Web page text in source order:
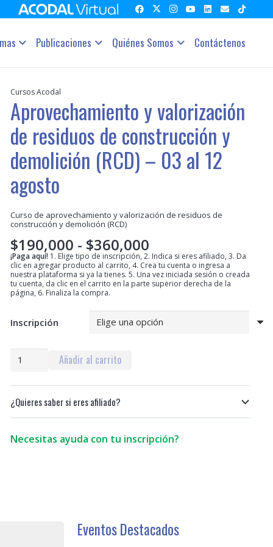
Publicaciones Quiénes Somos Contáctenos
Cursos Acodal
Aprovechamiento y valorización
de residuos de construcción y
demolición (RCD) – 03 al 12
agosto
Curso de aprovechamiento y valorización de residuos de
construcción y demolición (RCD)
$190,000 - $360,000
de
precios:
desde
hasta
$360,000
¡Paga aquí! 1. Elige tipo de inscripción, 2. Indica si eres afiliado, 3. Da
clic en agregar producto al carrito, 4. Crea tu cuenta o ingresa a
nuestra plataforma si ya la tienes. 5. Una vez iniciada sesión o creada
tu cuenta, da clic en el carrito en la parte superior derecha de la
página, 6. Finaliza la compra.
Inscripción
Aprovechamiento
residuos
de
construcción
Añadir al carrito
¿Quieres saber si eres afiliado?
Necesitas ayuda con tu inscripción?
Eventos Destacados